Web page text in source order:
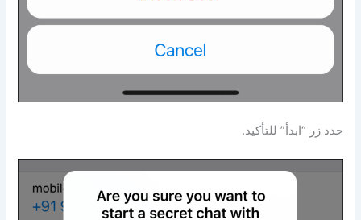
حدد زر “ابدأ” للتأكيد.